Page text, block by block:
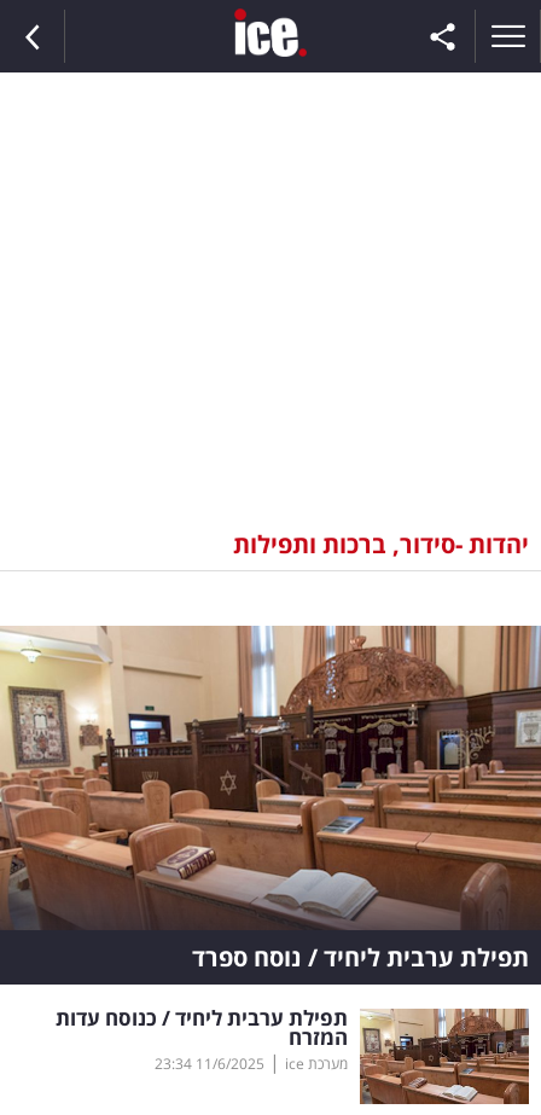
וצרכנות
דיגיטל
וטק
שיווק
ופרסום
משפט
מדדים
ומחקרים
דעות
רכילות
עסקית
יהדות -סידור, ברכות ותפילות
תפילת ערבית ליחיד / נוסח ספרד
תפילת ערבית ליחיד / כנוסח עדות
המזרח
מערכת ice |
11/6/2025
23:34